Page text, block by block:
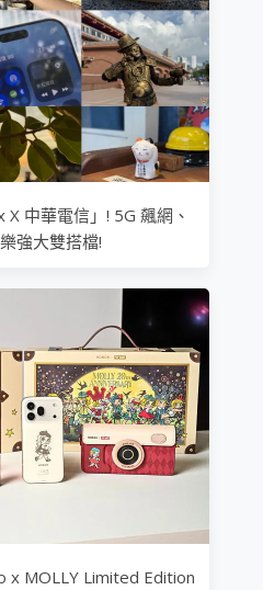
X 中華電信」! 5G 飆網、
強大雙搭檔!
x MOLLY Limited Edition